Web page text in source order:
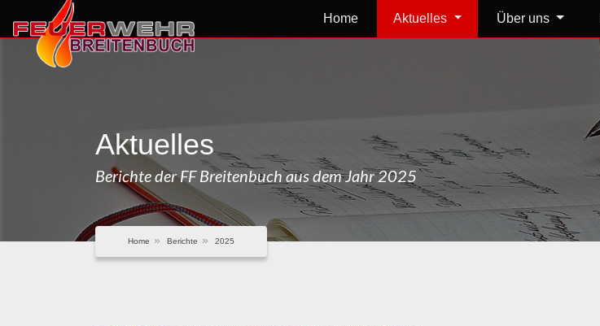
Home Aktuelles Über uns
Aktuelles
Berichte der FF Breitenbuch aus dem Jahr 2025
Home Berichte 2025